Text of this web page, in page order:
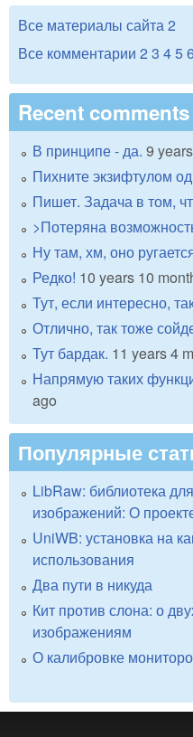
Все материалы сайта2
Все комментарии 2 3 45
Recent comments
В принципе - да. 9
Пихните экзифтулом
Пишет. Задача в том,
>Потеряна
Ну там, хм, оно
Редко! 10 years 10
Тут, если интересно,
Отлично, так тоже
Тут бардак. 11 years 4
Напрямую таких
ago
Популярные
LibRaw: библиотека
изображений: О
UniWB: установка на
использования
Два пути в никуда
Кит против слона: о
изображениям
О калибровке